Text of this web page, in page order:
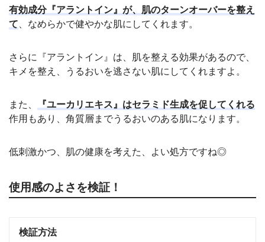
有効成分『アラントイン』が、肌のターンオーバーを整え
て、なめらかで健やかな肌にしてくれます。
さらに『アラントイン』は、肌を整える効果があるので、
キメを整え、うるおいを逃さない肌にしてくれますよ。
また、
『ユーカリエキス』はセラミド生成を促してくれる
作用もあり、角質層までうるおいのある肌になります。
低刺激かつ、肌の健康を考えた、よい処方ですね◎
使用感のよさを検証！
検証方法